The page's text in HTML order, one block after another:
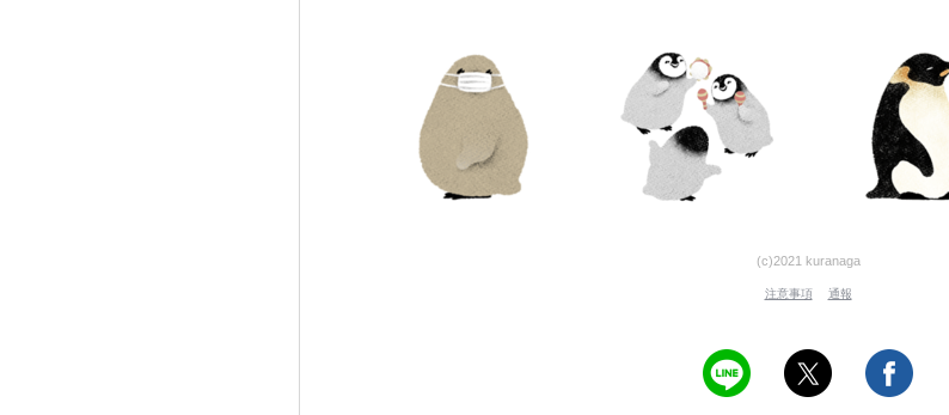
(c)2021 kuranaga
注意事項 通報